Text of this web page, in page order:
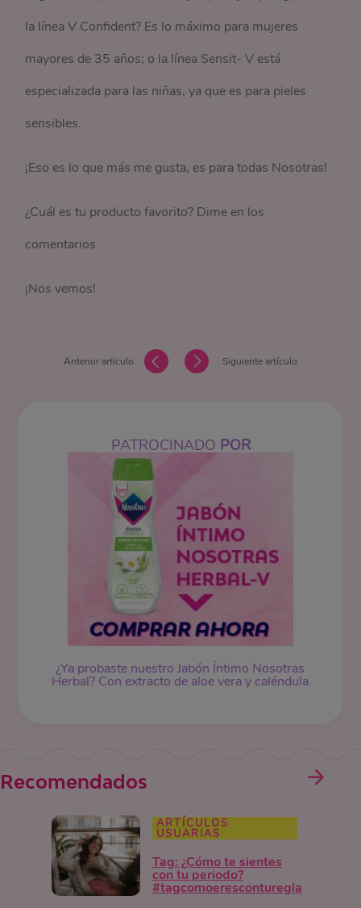
la línea V Confident? Es lo máximo para mujeres
mayores de 35 años; o la línea Sensit- V está
especializada para las niñas, ya que es para pieles
sensibles.
¡Eso es lo que más me gusta, es para todas Nosotras!
¿Cuál es tu producto favorito? Dime en los
comentarios
¡Nos vemos!
Anterior artículo Siguiente artículo
PATROCINADO POR
¿Ya probaste nuestroJabón Íntimo Nosotras
Herbal? Con extracto de aloe vera y caléndula
Recomendados
ARTÍCULOS
USUARIAS
Tag: ¿Cómo te sientes
con tu periodo?
#tagcomoeresconturegla